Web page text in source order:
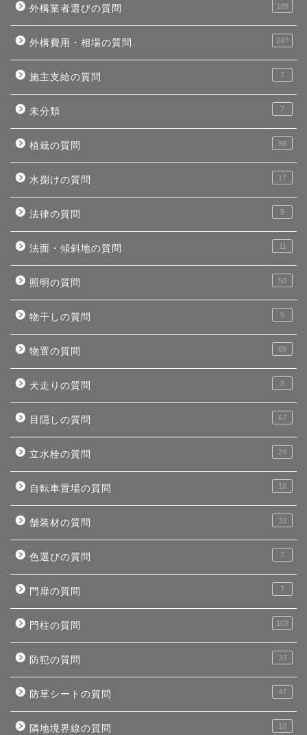
外構業者選びの質問 189
外構費用・相場の質問 247
施主支給の質問 7
未分類 7
植栽の質問 98
水捌けの質問 17
法律の質問 5
法面・傾斜地の質問 11
照明の質問 50
物干しの質問 5
物置の質問 69
犬走りの質問 8
目隠しの質問 67
立水栓の質問 24
自転車置場の質問 10
舗装材の質問 33
色選びの質問 7
門扉の質問 7
門柱の質問 102
防犯の質問 33
防草シートの質問 47
隣地境界線の質問 10